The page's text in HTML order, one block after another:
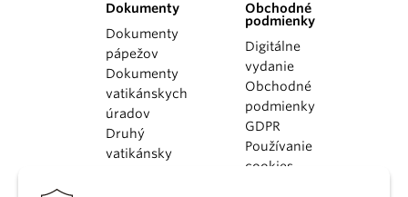
Dokumenty
Dokumenty
pápežov
Dokumenty
vatikánskych
úradov
Druhý
vatikánsky
Obchodné
podmienky
Digitálne
vydanie
Obchodné
podmienky
GDPR
Používanie
cookies